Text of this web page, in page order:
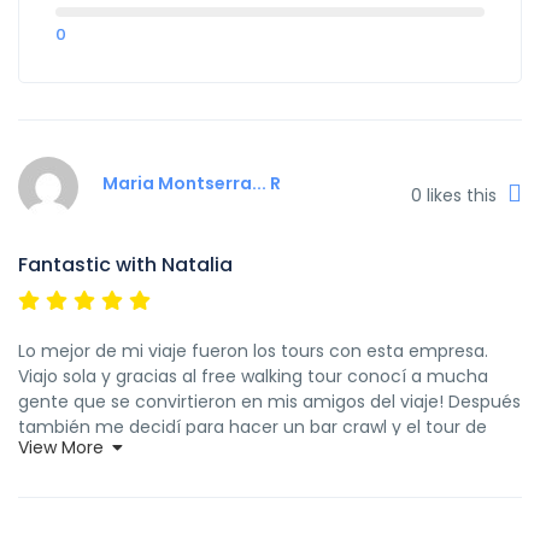
0
Maria Montserra... R 0 likes this
Fantastic with Natalia
Lo mejor de mi viaje fueron los tours con esta empresa.
Viajo sola y gracias al free walking tour conocí a mucha
gente que se convirtieron en mis amigos del viaje! Después
también me decidí para hacer un bar crawl y el tour de
Monaco. La guía que tuve el primer día Natalia es la mejor y
View More